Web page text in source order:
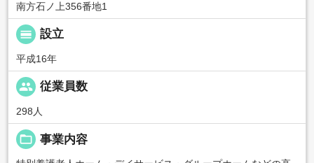
南方石ノ上356番地1
calendar_view_day 設立
平成16年
people 従業員数
298人
folder_open 事業内容